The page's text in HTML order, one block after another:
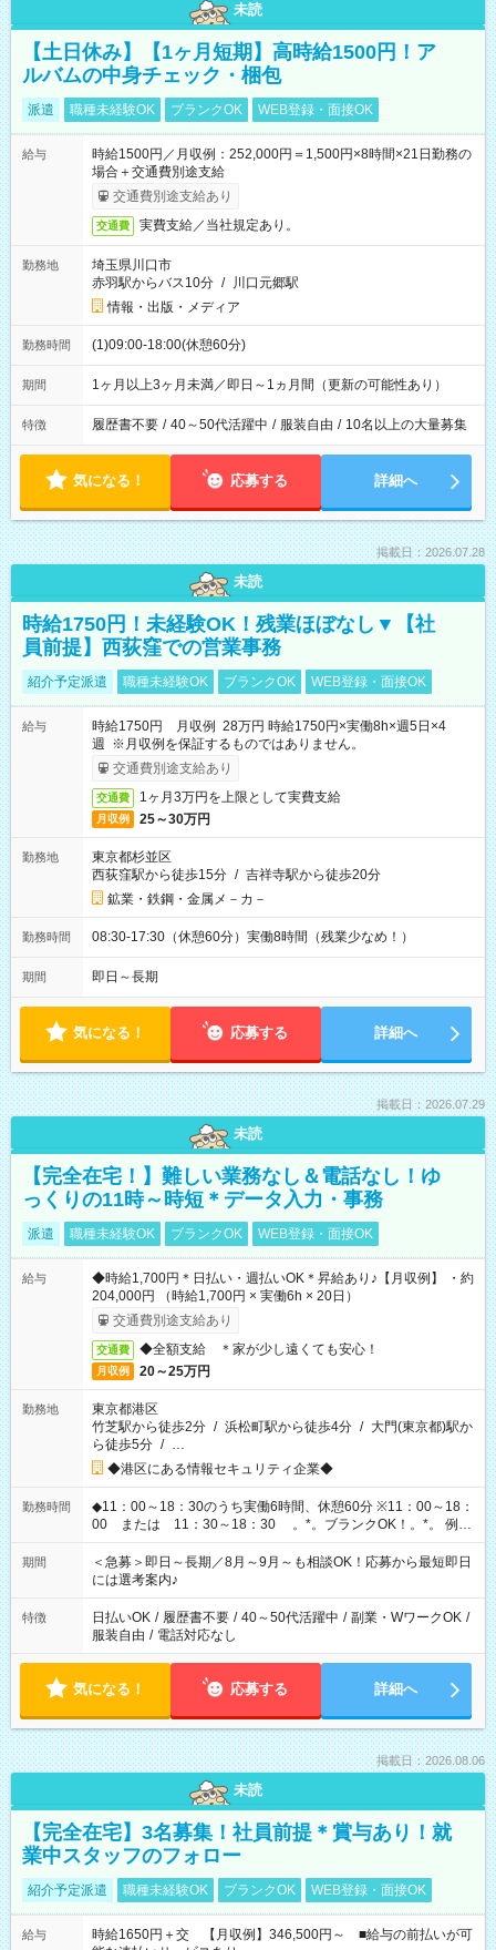
未読
【土日休み】【1ヶ月短期】高時給1500円！ア
ルバムの中身チェック・梱包
派遣 職種未経験OK ブランクOK WEB登録・面接OK
給与
時給1500円／月収例：252,000円＝1,500円×8時間×21日勤務の
場合＋交通費別途支給
交通費別途支給あり
交通費 実費支給／当社規定あり。
勤務地
埼玉県川口市
赤羽駅からバス10分 / 川口元郷駅
情報・出版・メディア
勤務時間 (1)09:00-18:00(休憩60分)
期間 1ヶ月以上3ヶ月未満／即日～1ヵ月間（更新の可能性あり）
特徴 履歴書不要 / 40～50代活躍中 / 服装自由 / 10名以上の大量募集
気になる！ 応募する 詳細へ
掲載日：2026.07.28
未読
時給1750円！未経験OK！残業ほぼなし▼【社
員前提】西荻窪での営業事務
紹介予定派遣 職種未経験OK ブランクOK WEB登録・面接OK
給与
時給1750円 月収例 28万円 時給1750円×実働8h×週5日×4
週 ※月収例を保証するものではありません。
交通費別途支給あり
交通費 1ヶ月3万円を上限として実費支給
月収例 25～30万円
勤務地
東京都杉並区
西荻窪駅から徒歩15分 / 吉祥寺駅から徒歩20分
鉱業・鉄鋼・金属メ－カ－
勤務時間 08:30-17:30（休憩60分）実働8時間（残業少なめ！）
期間 即日～長期
気になる！ 応募する 詳細へ
掲載日：2026.07.29
未読
【完全在宅！】難しい業務なし＆電話なし！ゆ
っくりの11時～時短＊データ入力・事務
派遣 職種未経験OK ブランクOK WEB登録・面接OK
給与
◆時給1,700円＊日払い・週払いOK＊昇給あり♪【月収例】 ・約
204,000円 （時給1,700円 × 実働6h × 20日）
交通費別途支給あり
交通費 ◆全額支給 ＊家が少し遠くても安心！
月収例 20～25万円
勤務地
東京都港区
竹芝駅から徒歩2分 / 浜松町駅から徒歩4分 / 大門(東京都)駅か
ら徒歩5分 / …
◆港区にある情報セキュリティ企業◆
勤務時間
◆11：00～18：30のうち実働6時間、休憩60分 ※11：00～18：
00 または 11：30～18：30 。*。ブランクOK！。*。 例え
ば前職が、 在宅/財団法人/事務/コールセンター/受付/販売/カフェ
スタッフ スイーツ販売/ホテルフロント/化粧品販売/など 様々な
業界から入社して活躍されています♪
期間
＜急募＞即日～長期／8月～9月～も相談OK！応募から最短即日
には選考案内♪
特徴 日払いOK / 履歴書不要 / 40～50代活躍中 / 副業・WワークOK /
服装自由 / 電話対応なし
気になる！ 応募する 詳細へ
掲載日：2026.08.06
未読
【完全在宅】3名募集！社員前提＊賞与あり！就
業中スタッフのフォロー
紹介予定派遣 職種未経験OK ブランクOK WEB登録・面接OK
給与
時給1650円＋交 【月収例】346,500円～ ■給与の前払いが可